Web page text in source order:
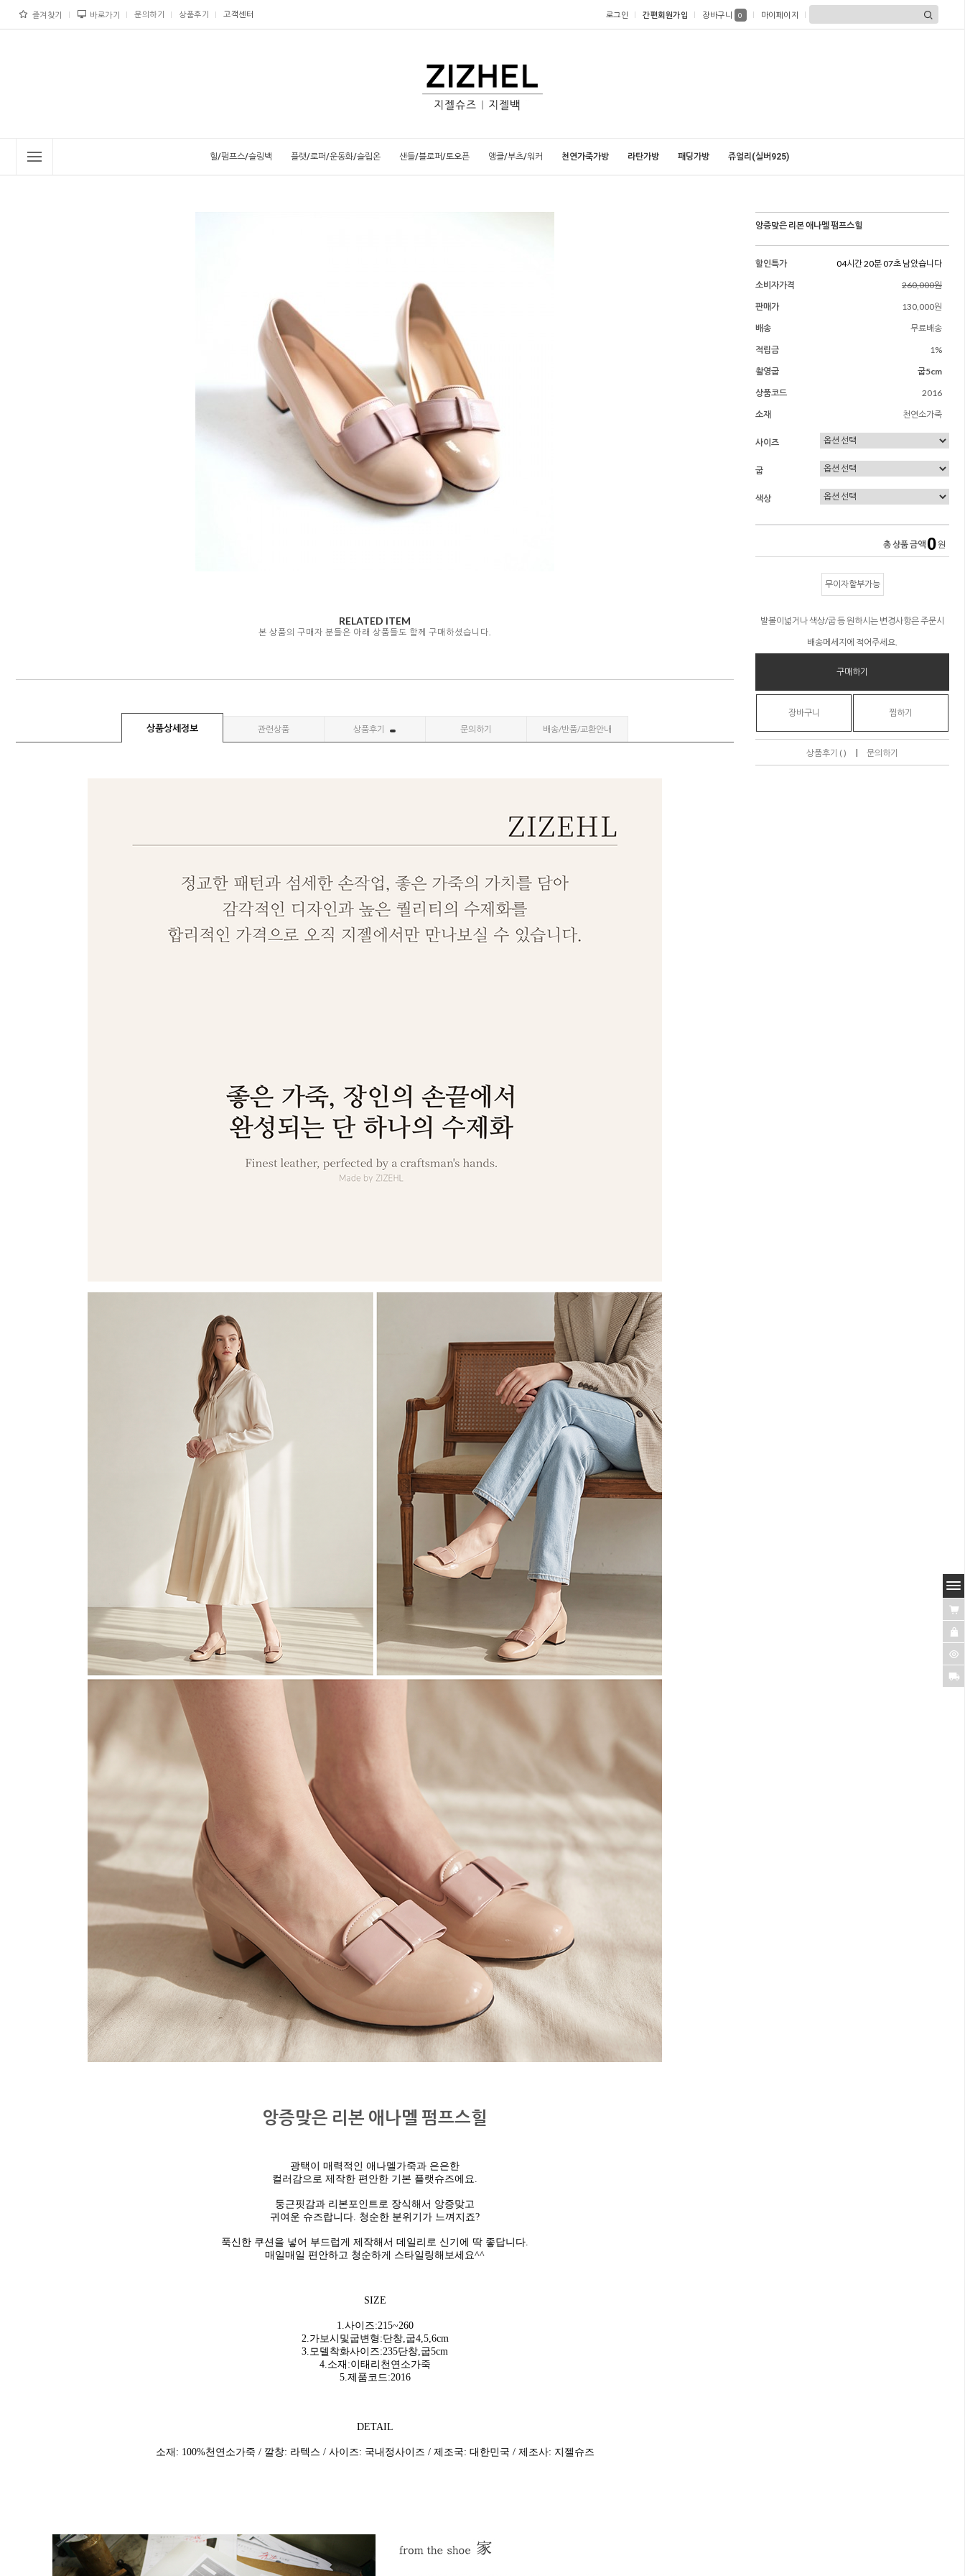
즐겨찾기 바로가기 문의하기 상품후기 고객센터 로그인 간편회원가입 장바구니 0 마이페이지
힐/펌프스/슬링백 플랫/로퍼/운동화/슬립온 샌들/블로퍼/토오픈 앵클/부츠/워커 천연가죽가방 라탄가방 패딩가방 쥬얼리(실버925)
RELATED ITEM
본 상품의 구매자 분들은 아래 상품들도 함께 구매하셨습니다.
상품상세정보 관련상품 상품후기 문의하기 배송/반품/교환안내
앙증맞은 리본 애나멜 펌프스힐
광택이 매력적인 애나멜가죽과 은은한
컬러감으로 제작한 편안한 기본 플랫슈즈에요.
둥근핏감과 리본포인트로 장식해서 앙증맞고
귀여운 슈즈랍니다. 청순한 분위기가 느껴지죠?
푹신한 쿠션을 넣어 부드럽게 제작해서 데일리로 신기에 딱 좋답니다.
매일매일 편안하고 청순하게 스타일링해보세요^^
SIZE
1.사이즈:215~260
2.가보시및굽변형:단창,굽4,5,6cm
3.모델착화사이즈:235단창,굽5cm
4.소재:이태리천연소가죽
5.제품코드:2016
DETAIL
소재: 100%천연소가죽 / 깔창: 라텍스 / 사이즈: 국내정사이즈 / 제조국: 대한민국 / 제조사: 지젤슈즈
앙증맞은 리본 애나멜 펌프스힐
할인특가
04시간 20분 05초 남았습니다
소비자가격
260,000원
판매가
130,000원
배송
무료배송
적립금
1%
촬영굽
굽5cm
상품코드
2016
소재
천연소가죽
사이즈
굽
색상
총 상품 금액 0 원
무이자할부가능
발볼이넓거나 색상/굽 등 원하시는 변경사항은 주문시
배송메세지에 적어주세요.
구매하기
장바구니 찜하기
상품후기 ( ) | 문의하기